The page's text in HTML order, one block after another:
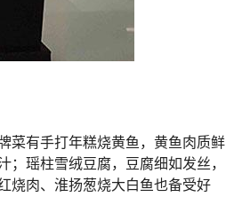
菜有手打年糕烧黄鱼，黄鱼肉质鲜
瑶柱雪绒豆腐，豆腐细如发丝，
烧肉、淮扬葱烧大白鱼也备受好